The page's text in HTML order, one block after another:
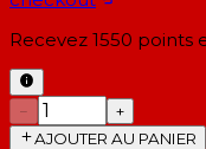
Recevez 1550 points
−
+
AJOUTER AU PANIER